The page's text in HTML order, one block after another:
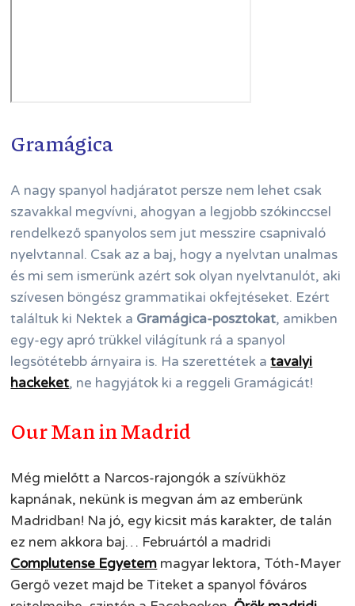
Gramágica
A nagy spanyol hadjáratot persze nem lehet csak
szavakkal megvívni, ahogyan a legjobb szókinccsel
rendelkező spanyolos sem jut messzire csapnivaló
nyelvtannal. Csak az a baj, hogy a nyelvtan unalmas
és mi sem ismerünk azért sok olyan nyelvtanulót, aki
szívesen böngész grammatikai okfejtéseket. Ezért
találtuk ki Nektek a Gramágica-posztokat, amikben
egy-egy apró trükkel világítunk rá a spanyol
legsötétebb árnyaira is. Ha szerettétek atavalyi
hackeket, ne hagyjátok ki a reggeli Gramágicát!
Our Man in Madrid
Még mielőtt a Narcos-rajongók a szívükhöz
kapnának, nekünk is megvan ám az emberünk
Madridban! Na jó, egy kicsit más karakter, de talán
ez nem akkora baj… Februártól a madridi
Complutense Egyetem magyar lektora, Tóth-Mayer
Gergő vezet majd be Titeket a spanyol főváros